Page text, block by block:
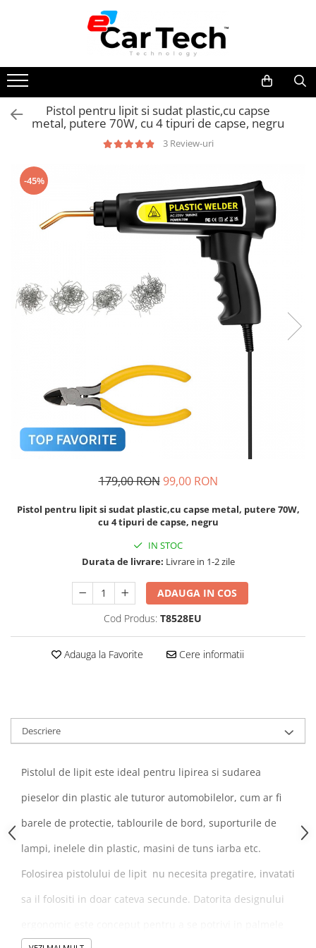
Summer sale
Navigatie dedicata
Navigatii Volkswagen
Navigatii Seat
Navigatii Ford
Navigatii Opel
Navigatii Dacia
Navigatii Peugeot
Navigatii Mercedes
Navigatii Fiat
Navigatii Nissan
Navigatii Citroen
Navigatii Mitsubishi
Navigatii Volvo
Navigatii Renault
Navigatii Smart
Navigatii Chevrolet
Navigatii Iveco
Playere auto
Navigatii 2 DIN
Navigatii 1 DIN
Navigatie GPS Portabil
Pistol pentru lipit si sudat plastic,cu capse
metal, putere 70W, cu 4 tipuri de capse, negru
3 Review-uri
-45%
179,00 RON 99,00 RON
Pistol pentru lipit si sudat plastic,cu capse metal, putere 70W,
cu 4 tipuri de capse, negru
IN STOC
Durata de livrare: Livrare in 1-2 zile
ADAUGA IN COS
Cod Produs: T8528EU
Adauga la Favorite Cere informatii
Descriere
Pistolul de lipit este ideal pentru lipirea si sudarea
pieselor din plastic ale tuturor automobilelor, cum ar fi
barele de protectie, tablourile de bord, suporturile de
lampi, inelele din plastic, masini de tuns iarba etc.
Folosirea pistolului de lipit nu necesita pregatire, invatati
sa il folositi in doar cateva secunde. Datorita designului